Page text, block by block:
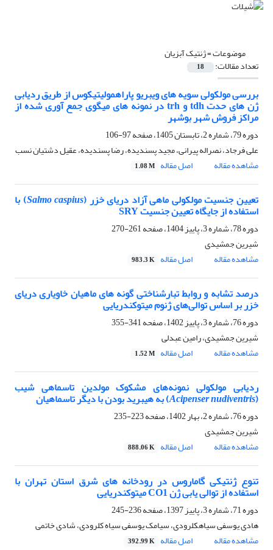
موضوعات =ژنتیک آبزیان
تعداد مقالات: 18
بررسی مولکولی سویه ‏های ویبریو پاراهمولیتیکوس از طریق ردیابی
ژن‏ های حدت tdh و trh در نمونه‏ های میگوی جمع ‏آوری شده از
مراکز فروش شهر بوشهر
دوره 79، شماره 2، تابستان 1405، صفحه
97-106
علی فرجاد، نصراله پیرانی، مجید پسندیده، رضا پسندیده، عقیل دشتیان نسب
مشاهده مقاله
اصل مقاله 1.08 M
تعیین جنسیت مولکولی ماهی آزاد دریای خزر (Salmo caspius) با
استفاده از جایگاه تعیین جنسیت SRY
دوره 78، شماره 3، پاییز 1404، صفحه
261-270
شیرین جمشیدی
مشاهده مقاله
اصل مقاله 983.3 K
درصد تشابه و روابط تبارشناختی گونه های ماهیان خاویاری دریای
خزر بر اساس توالی‌های ژنوم میتوکندریایی
دوره 76، شماره 3، پاییز 1402، صفحه
341-355
شیرین جمشیدی، رامین عبدلی
مشاهده مقاله
اصل مقاله 1.52 M
ردیابی مولکولی نمونه‌های مشکوک مولدین تاسماهی شیب
(
Acipenser nudiventris) به هیبرید بودن با دیگر تاسماهیان
دوره 76، شماره 2، بهار 1402، صفحه
223-235
شیرین جمشیدی
مشاهده مقاله
اصل مقاله 888.06 K
تنوع ژنتیکی گاماروس در رودخانه های شرق استان تهران با
استفاده از توالی یابی ژن CO1 میتوکندریایی
دوره 71، شماره 3، پاییز 1397، صفحه
236-245
هادی یوسفی سیاهکلرودی، سیامک یوسفی سیاه کلرودی، شادی خاتمی
مشاهده مقاله
اصل مقاله 392.99 K